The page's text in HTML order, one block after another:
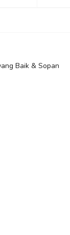
Baik & Sopan